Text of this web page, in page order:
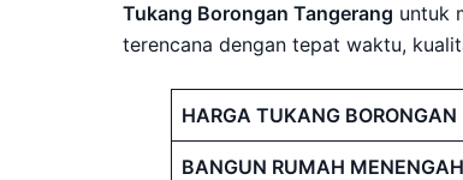
Tukang Borongan Tangerang untuk
terencana dengan tepat waktu,
HARGA TUKANG BORONGAN
BANGUN RUMAH